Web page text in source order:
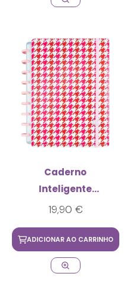
Caderno
Inteligente
Principe de Gales
19,90 €
ADICIONAR AO CARRINHO